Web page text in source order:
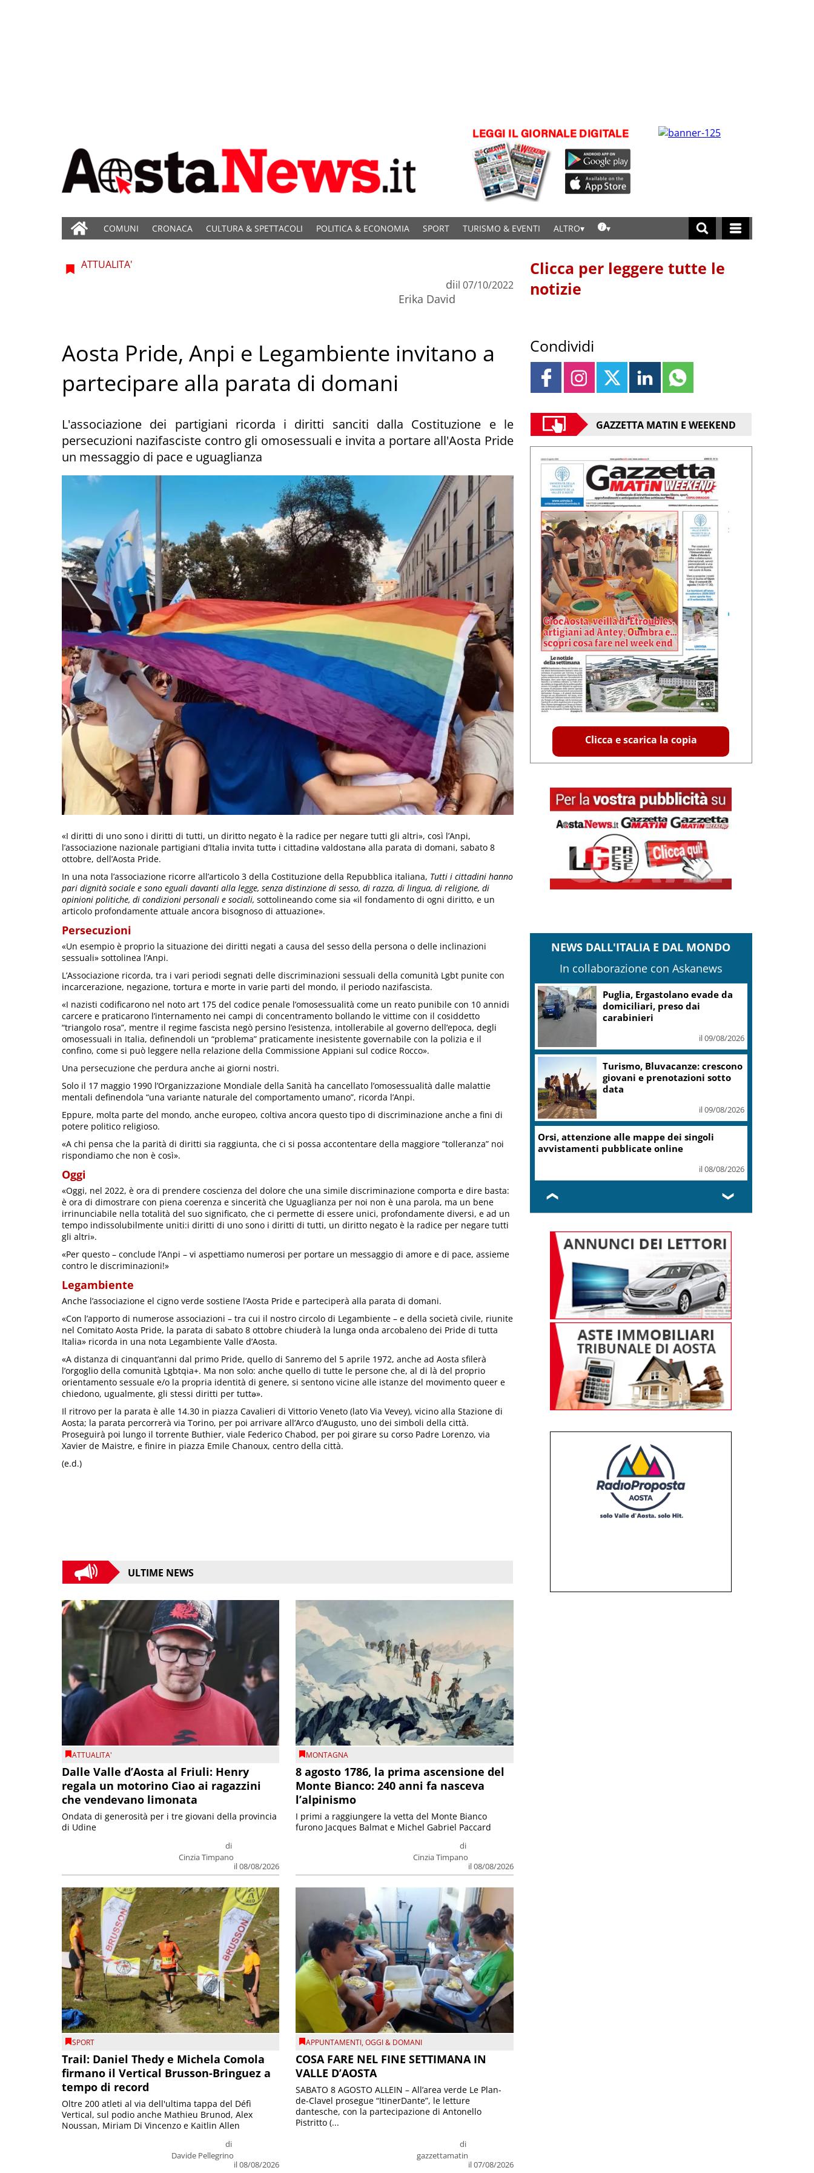
COMUNI CRONACA CULTURA & SPETTACOLI POLITICA & ECONOMIA SPORT TURISMO & EVENTI ALTRO
ATTUALITA'
di
Erika David
il 07/10/2022
Aosta Pride, Anpi e Legambiente invitano a
partecipare alla parata di domani
L'associazione dei partigiani ricorda i diritti sanciti dalla Costituzione e le
persecuzioni nazifasciste contro gli omosessuali e invita a portare all'Aosta Pride
un messaggio di pace e uguaglianza
«I diritti di uno sono i diritti di tutti, un diritto negato è la radice per negare tutti gli altri», così l’Anpi,
l’associazione nazionale partigiani d’Italia invita tuttə i cittadinə valdostanə alla parata di domani, sabato 8
ottobre, dell’Aosta Pride.
In una nota l’associazione ricorre all’articolo 3 della Costituzione della Repubblica italiana, Tutti i cittadini hanno
pari dignità sociale e sono eguali davanti alla legge, senza distinzione di sesso, di razza, di lingua, di religione, di
opinioni politiche, di condizioni personali e sociali, sottolineando come sia «il fondamento di ogni diritto, e un
articolo profondamente attuale ancora bisognoso di attuazione».
Persecuzioni
«Un esempio è proprio la situazione dei diritti negati a causa del sesso della persona o delle inclinazioni
sessuali» sottolinea l’Anpi.
L’Associazione ricorda, tra i vari periodi segnati delle discriminazioni sessuali della comunità Lgbt punite con
incarcerazione, negazione, tortura e morte in varie parti del mondo, il periodo nazifascista.
«I nazisti codificarono nel noto art 175 del codice penale l’omosessualità come un reato punibile con 10 annidi
carcere e praticarono l’internamento nei campi di concentramento bollando le vittime con il cosiddetto
“triangolo rosa”, mentre il regime fascista negò persino l’esistenza, intollerabile al governo dell’epoca, degli
omosessuali in Italia, definendoli un “problema” praticamente inesistente governabile con la polizia e il
confino, come si può leggere nella relazione della Commissione Appiani sul codice Rocco».
Una persecuzione che perdura anche ai giorni nostri.
Solo il 17 maggio 1990 l’Organizzazione Mondiale della Sanità ha cancellato l’omosessualità dalle malattie
mentali definendola “una variante naturale del comportamento umano”, ricorda l’Anpi.
Eppure, molta parte del mondo, anche europeo, coltiva ancora questo tipo di discriminazione anche a fini di
potere politico religioso.
«A chi pensa che la parità di diritti sia raggiunta, che ci si possa accontentare della maggiore “tolleranza” noi
rispondiamo che non è così».
Oggi
«Oggi, nel 2022, è ora di prendere coscienza del dolore che una simile discriminazione comporta e dire basta:
è ora di dimostrare con piena coerenza e sincerità che Uguaglianza per noi non è una parola, ma un bene
irrinunciabile nella totalità del suo significato, che ci permette di essere unici, profondamente diversi, e ad un
tempo indissolubilmente uniti:i diritti di uno sono i diritti di tutti, un diritto negato è la radice per negare tutti
gli altri».
«Per questo – conclude l’Anpi – vi aspettiamo numerosi per portare un messaggio di amore e di pace, assieme
contro le discriminazioni!»
Legambiente
Anche l’associazione el cigno verde sostiene l’Aosta Pride e parteciperà alla parata di domani.
«Con l’apporto di numerose associazioni – tra cui il nostro circolo di Legambiente – e della società civile, riunite
nel Comitato Aosta Pride, la parata di sabato 8 ottobre chiuderà la lunga onda arcobaleno dei Pride di tutta
Italia» ricorda in una nota Legambiente Valle d’Aosta.
«A distanza di cinquant’anni dal primo Pride, quello di Sanremo del 5 aprile 1972, anche ad Aosta sfilerà
l’orgoglio della comunità Lgbtqia+. Ma non solo: anche quello di tutte le persone che, al di là del proprio
orientamento sessuale e/o la propria identità di genere, si sentono vicine alle istanze del movimento queer e
chiedono, ugualmente, gli stessi diritti per tuttə».
Il ritrovo per la parata è alle 14.30 in piazza Cavalieri di Vittorio Veneto (lato Via Vevey), vicino alla Stazione di
Aosta; la parata percorrerà via Torino, per poi arrivare all’Arco d’Augusto, uno dei simboli della città.
Proseguirà poi lungo il torrente Buthier, viale Federico Chabod, per poi girare su corso Padre Lorenzo, via
Xavier de Maistre, e finire in piazza Emile Chanoux, centro della città.
(e.d.)
ULTIME NEWS
ATTUALITA'
Dalle Valle d’Aosta al Friuli: Henry
regala un motorino Ciao ai ragazzini
che vendevano limonata
di
Cinzia Timpano
il 08/08/2026
Ondata di generosità per i tre giovani della provincia
di Udine
MONTAGNA
8 agosto 1786, la prima ascensione del
Monte Bianco: 240 anni fa nasceva
l’alpinismo
di
Cinzia Timpano
il 08/08/2026
I primi a raggiungere la vetta del Monte Bianco
furono Jacques Balmat e Michel Gabriel Paccard
SPORT
Trail: Daniel Thedy e Michela Comola
firmano il Vertical Brusson-Bringuez a
tempo di record
di
Davide Pellegrino
il 08/08/2026
Oltre 200 atleti al via dell'ultima tappa del Défì
Vertical, sul podio anche Mathieu Brunod, Alex
Noussan, Miriam Di Vincenzo e Kaitlin Allen
APPUNTAMENTI,OGGI & DOMANI
COSA FARE NEL FINE SETTIMANA IN
VALLE D’AOSTA
di
gazzettamatin
il 07/08/2026
SABATO 8 AGOSTO ALLEIN – All’area verde Le Plan-
de-Clavel prosegue “ItinerDante”, le letture
dantesche, con la partecipazione di Antonello
Pistritto (...
Clicca per leggere tutte le
notizie
Condividi
GAZZETTA MATIN E WEEKEND
Clicca e scarica la copia
NEWS DALL'ITALIA E DAL MONDO
In collaborazione con Askanews
Bologna, Usic in piazza a sostegno delle forze
dell’ordine
Zelensky: Stiamo lavorando su
nostra balistica anche con
Leonardo
il 08/08/2026
Campi Flegrei, Fico: Al via lavori hub Pozzuoli
❮ ❯